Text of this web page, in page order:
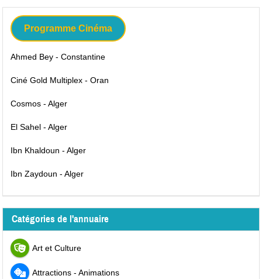
Programme Cinéma
Ahmed Bey - Constantine
Ciné Gold Multiplex - Oran
Cosmos - Alger
El Sahel - Alger
Ibn Khaldoun - Alger
Ibn Zaydoun - Alger
Catégories de l'annuaire
Art et Culture
Attractions - Animations